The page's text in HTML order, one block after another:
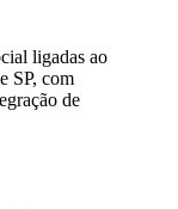
ligadas ao
SP, com
de